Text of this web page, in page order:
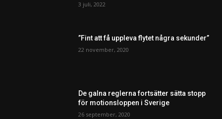
3 juli, 2022
”Fint att få uppleva flytet några sekunder”
22 november, 2020
De galna reglerna fortsätter sätta stopp
för motionsloppen i Sverige
26 september, 2020